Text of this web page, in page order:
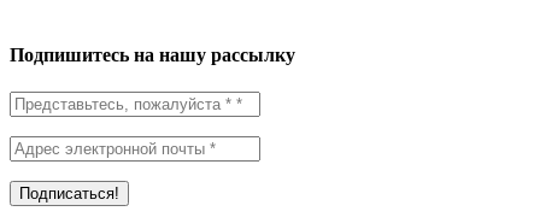
Подпишитесь на нашу рассылку